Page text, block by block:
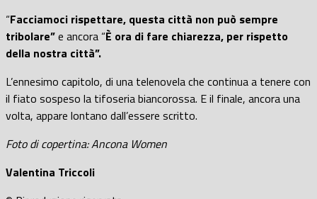
“Facciamoci rispettare, questa città non può sempre
tribolare”e ancora “È ora di fare chiarezza, per rispetto
della nostra città”.
L’ennesimo capitolo, di una telenovela che continua a tenere con
il fiato sospeso la tifoseria biancorossa. E il finale, ancora una
volta, appare lontano dall’essere scritto.
Foto di copertina: Ancona Women
Valentina Triccoli